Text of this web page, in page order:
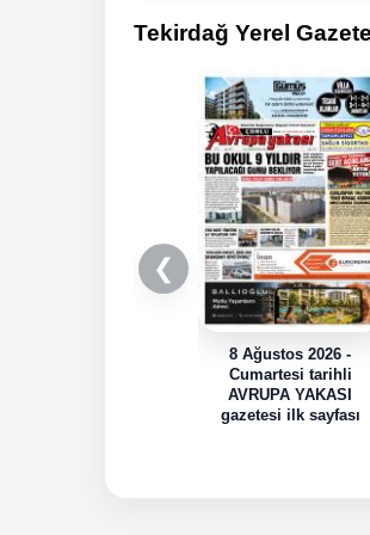
Tekirdağ Yerel
❮
8 Ağustos 2026 -
Cumartesi tarihli
AVRUPA YAKASI
gazetesi ilk sayfası